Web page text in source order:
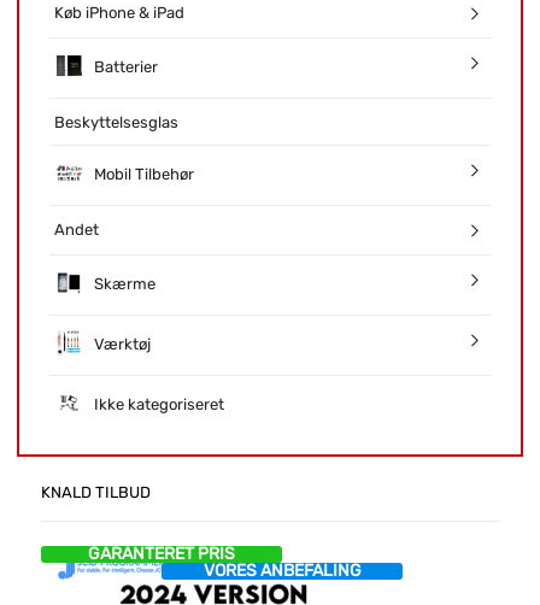
Køb iPhone & iPad
Batterier
Beskyttelsesglas
Mobil Tilbehør
Andet
Skærme
Værktøj
Ikke kategoriseret
KNALD TILBUD
GARANTERET PRIS
VORES ANBEFALING